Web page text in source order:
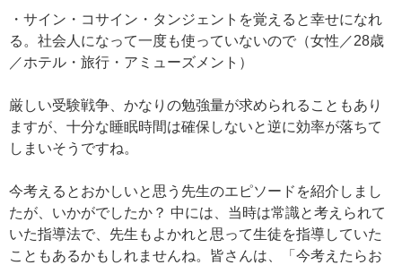
・サイン・コサイン・タンジェントを覚えると幸せになれ
る。社会人になって一度も使っていないので（女性／28歳
／ホテル・旅行・アミューズメント）
厳しい受験戦争、かなりの勉強量が求められることもあり
ますが、十分な睡眠時間は確保しないと逆に効率が落ちて
しまいそうですね。
今考えるとおかしいと思う先生のエピソードを紹介しまし
たが、いかがでしたか？ 中には、当時は常識と考えられて
いた指導法で、先生もよかれと思って生徒を指導していた
こともあるかもしれませんね。皆さんは、「今考えたらお